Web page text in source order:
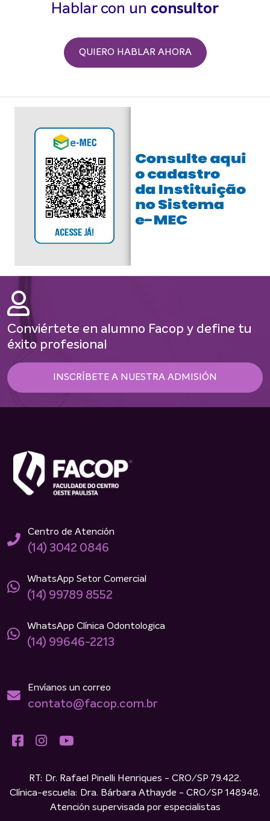
Hablar con un consultor
QUIERO HABLAR AHORA
Conviértete en alumno Facop y define tu
éxito profesional
INSCRÍBETE A NUESTRA ADMISIÓN
Centro de Atención
(14) 3042 0846
WhatsApp Setor Comercial
(14) 99789 8552
WhatsApp Clínica Odontologica
(14) 99646-2213
Envíanos un correo
contato@facop.com.br
RT: Dr. Rafael Pinelli Henriques - CRO/SP 79.422.
Clínica-escuela: Dra. Bárbara Athayde - CRO/SP 148948.
Atención supervisada por especialistas